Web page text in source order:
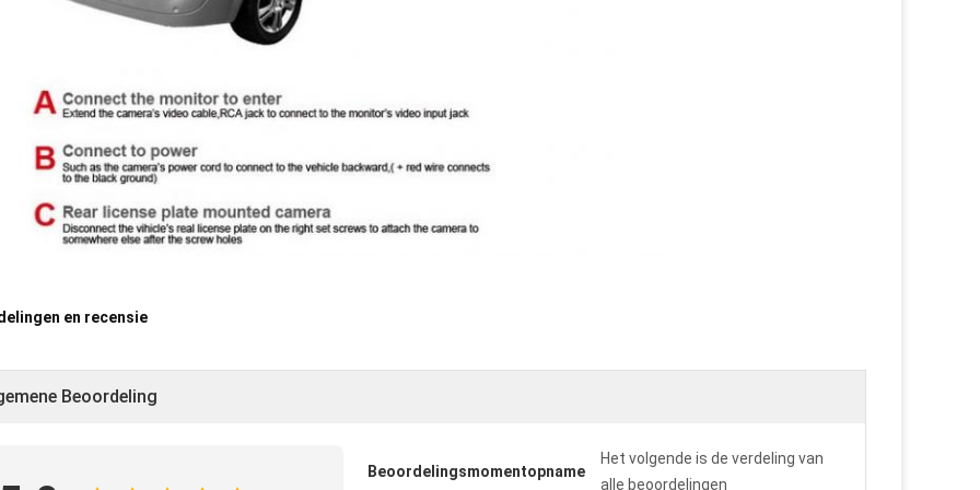
en recensie
Beoordeling
Beoordelingsmomentopname
Het volgende is de verdeling van
alle beoordelingen